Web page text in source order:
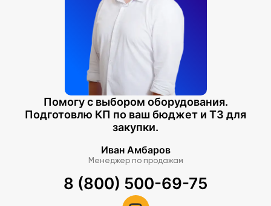
Помогу с выбором оборудования.
Подготовлю КП по ваш бюджет и ТЗ для
закупки.
Иван Амбаров
Менеджер по продажам
8 (800) 500-69-75